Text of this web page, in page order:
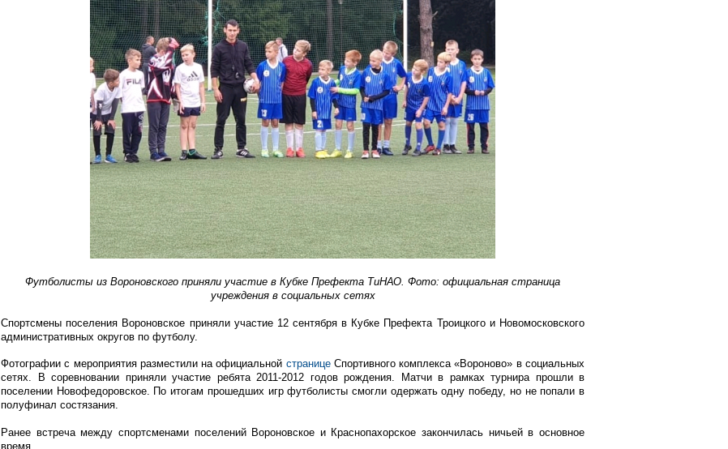
Футболисты из Вороновского приняли участие в Кубке Префекта ТиНАО. Фото: официальная страница
учреждения в социальных сетях
Спортсмены поселения Вороновское приняли участие 12 сентября в Кубке Префекта Троицкого и Новомосковского
административных округов по футболу.
Фотографии с мероприятия разместили на официальной страницеСпортивного комплекса «Вороново» в социальных
сетях. В соревновании приняли участие ребята 2011-2012 годов рождения. Матчи в рамках турнира прошли в
поселении Новофедоровское. По итогам прошедших игр футболисты смогли одержать одну победу, но не попали в
полуфинал состязания.
Ранее встреча между спортсменами поселений Вороновское и Краснопахорское закончилась ничьей в основное
время.